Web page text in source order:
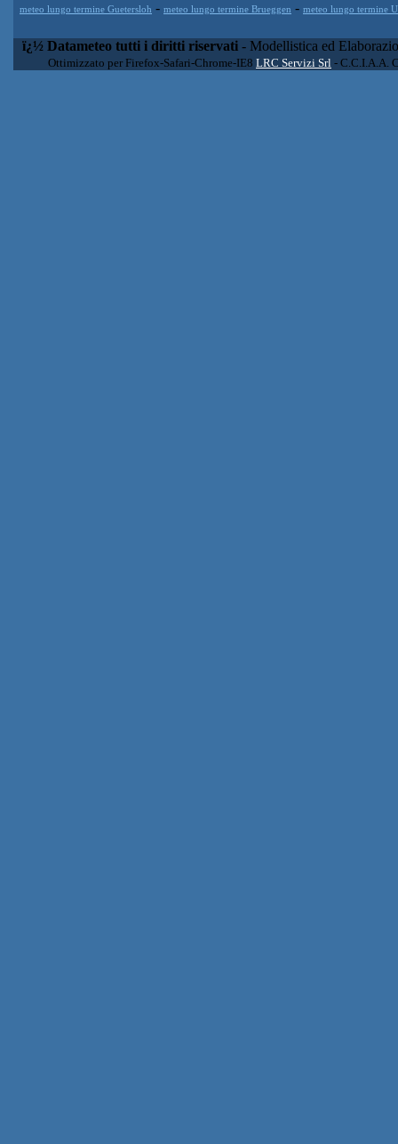
meteo lungo termine Guetersloh - meteo lungo termine Brueggen - meteo lungo termine
ï¿½ Datameteo tutti i diritti riservati - Modellistica ed
Ottimizzato per Firefox-Safari-Chrome-IE8 LRC Servizi Srl - C.C.I.A.A.